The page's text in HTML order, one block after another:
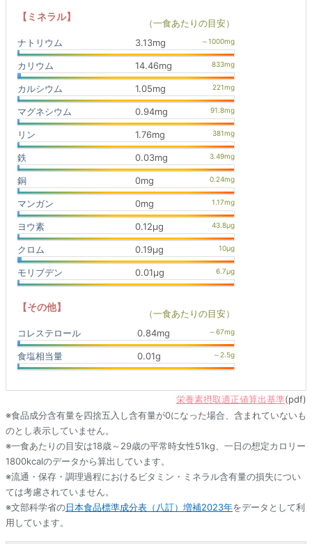
【ミネラル】
（一食あたりの目安）
ナトリウム
3.13mg
カリウム 14.46mg
カルシウム 1.05mg
マグネシウム 0.94mg
リン 1.76mg
鉄 0.03mg
銅 0mg
マンガン 0mg
ヨウ素 0.12μg
クロム 0.19μg
モリブデン 0.01μg
【その他】
（一食あたりの目安）
コレステロール
0.84mg
食塩相当量 0.01g
栄養素摂取適正値算出基準(pdf)
※食品成分含有量を四捨五入し含有量が0になった場合、含まれていないも
のとし表示していません。
※一食あたりの目安は18歳～29歳の平常時女性51kg、一日の想定カロリー
1800kcalのデータから算出しています。
※流通・保存・調理過程におけるビタミン・ミネラル含有量の損失につい
ては考慮されていません。
※文部科学省の日本食品標準成分表（八訂）増補2023年をデータとして利
用しています。